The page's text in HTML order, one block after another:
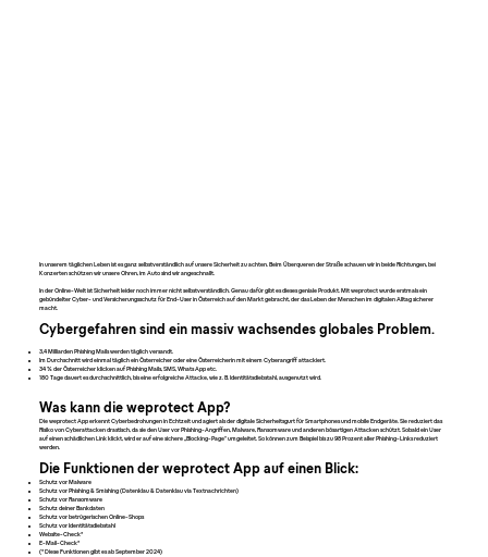
In unserem täglichen Leben ist es ganz selbstverständlich auf unsere Sicherheit zu achten. Beim Überqueren der Straße schauen wir in beide Richtungen, bei
Konzerten schützen wir unsere Ohren, im Auto sind wir angeschnallt.
In der Online-Welt ist Sicherheit leider noch immer nicht selbstverständlich. Genau dafür gibt es dieses geniale Produkt. Mit weprotect wurde erstmals ein
gebündelter Cyber- und Versicherungsschutz für End-User in Österreich auf den Markt gebracht, der das Leben der Menschen im digitalen Alltag sicherer
macht.
Cybergefahren sind ein massiv wachsendes globales Problem.
3,4 Milliarden Phishing Mails werden täglich versandt.
Im Durchschnitt wird einmal täglich ein Österreicher oder eine Österreicherin mit einem Cyberangriff attackiert.
34 % der Österreicher klicken auf Phishing Mails, SMS, Whats App etc.
180 Tage dauert es durchschnittlich, bis eine erfolgreiche Attacke, wie z. B. Identitätsdiebstahl, ausgenutzt wird.
Was kann die weprotect App?
Die weprotect App erkennt Cyberbedrohungen in Echtzeit und agiert als der digitale Sicherheitsgurt für Smartphones und mobile Endgeräte. Sie reduziert das
Risiko von Cyberattacken drastisch, da sie den User vor Phishing-Angriffen, Malware, Ransomware und anderen bösartigen Attacken schützt. Sobald ein User
auf einen schädlichen Link klickt, wird er auf eine sichere „Blocking-Page“ umgeleitet. So können zum Beispiel bis zu 98 Prozent aller Phishing-Links reduziert
werden.
Die Funktionen der weprotect App auf einen Blick:
Schutz vor Malware
Schutz vor Phishing & Smishing (Datenklau & Datenklau via Textnachrichten)
Schutz vor Ransomware
Schutz deiner Bankdaten
Schutz vor betrügerischen Online-Shops
Schutz vor Identitätsdiebstahl
Website-Check*
E-Mail-Check*
(* Diese Funktionen gibt es ab September 2024)